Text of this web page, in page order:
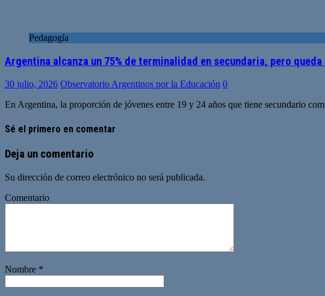
Pedagogía
Argentina alcanza un 75% de terminalidad en secundaria, pero
30 julio, 2026 Observatorio Argentinos por la Educación 0
En Argentina, la proporción de jóvenes entre 19 y 24 años que tiene secundario
Sé el primero en comentar
Deja un comentario
Su dirección de correo electrónico no será publicada.
Comentario
Nombre *